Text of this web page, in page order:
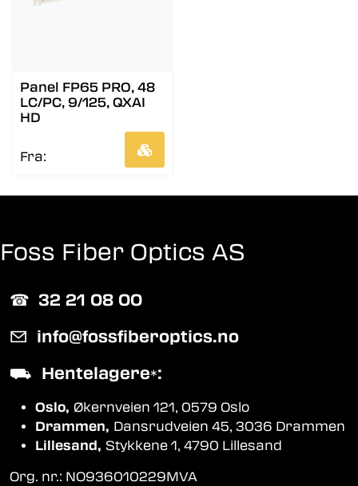
Panel FP65 PRO, 48
LC/PC, 9/125, QXAI
HD
Fra:
Foss Fiber Optics AS
☎︎ 32 21 08 00
✉ info@fossfiberoptics.no
⛟ Hentelagere*:
Oslo, Økernveien 121, 0579 Oslo
Drammen, Dansrudveien 45, 3036 Drammen
Lillesand, Stykkene 1, 4790 Lillesand
Org. nr.: NO936010229MVA